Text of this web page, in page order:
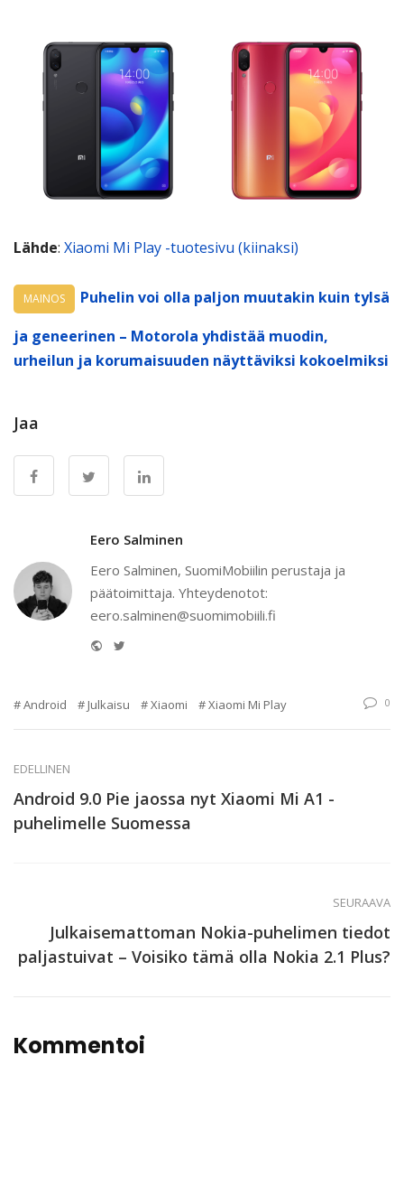
Lähde: Xiaomi Mi Play -tuotesivu (kiinaksi)
MAINOS
Puhelin voi olla paljon muutakin kuin tylsä
ja geneerinen – Motorola yhdistää muodin,
urheilun ja korumaisuuden näyttäviksi kokoelmiksi
Jaa
Eero Salminen
Eero Salminen, SuomiMobiilin perustaja ja
päätoimittaja. Yhteydenotot:
eero.salminen@suomimobiili.fi
Website
Android Julkaisu Xiaomi Xiaomi Mi Play 0
EDELLINEN
Android 9.0 Pie jaossa nyt Xiaomi Mi A1 -
puhelimelle Suomessa
SEURAAVA
Julkaisemattoman Nokia-puhelimen tiedot
paljastuivat – Voisiko tämä olla Nokia 2.1 Plus?
Kommentoi